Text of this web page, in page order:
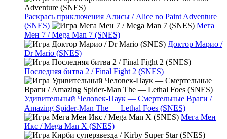
Раскрась приключения Алисы / Alice no Paint Adventure
(SNES)
Мега
Мен 7 / Mega Man 7 (SNES)
Доктор Марио /
Dr Mario (SNES)
Последняя битва 2 / Final Fight 2 (SNES)
Удивительный Человек-Паук — Смертельные Враги /
Amazing Spider-Man The — Lethal Foes (SNES)
Мега Мен
Икс / Mega Man X (SNES)